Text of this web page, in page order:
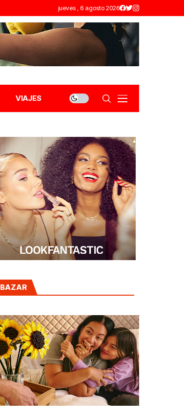
jueves , 6 agosto 2026
VIAJES
BAZAR